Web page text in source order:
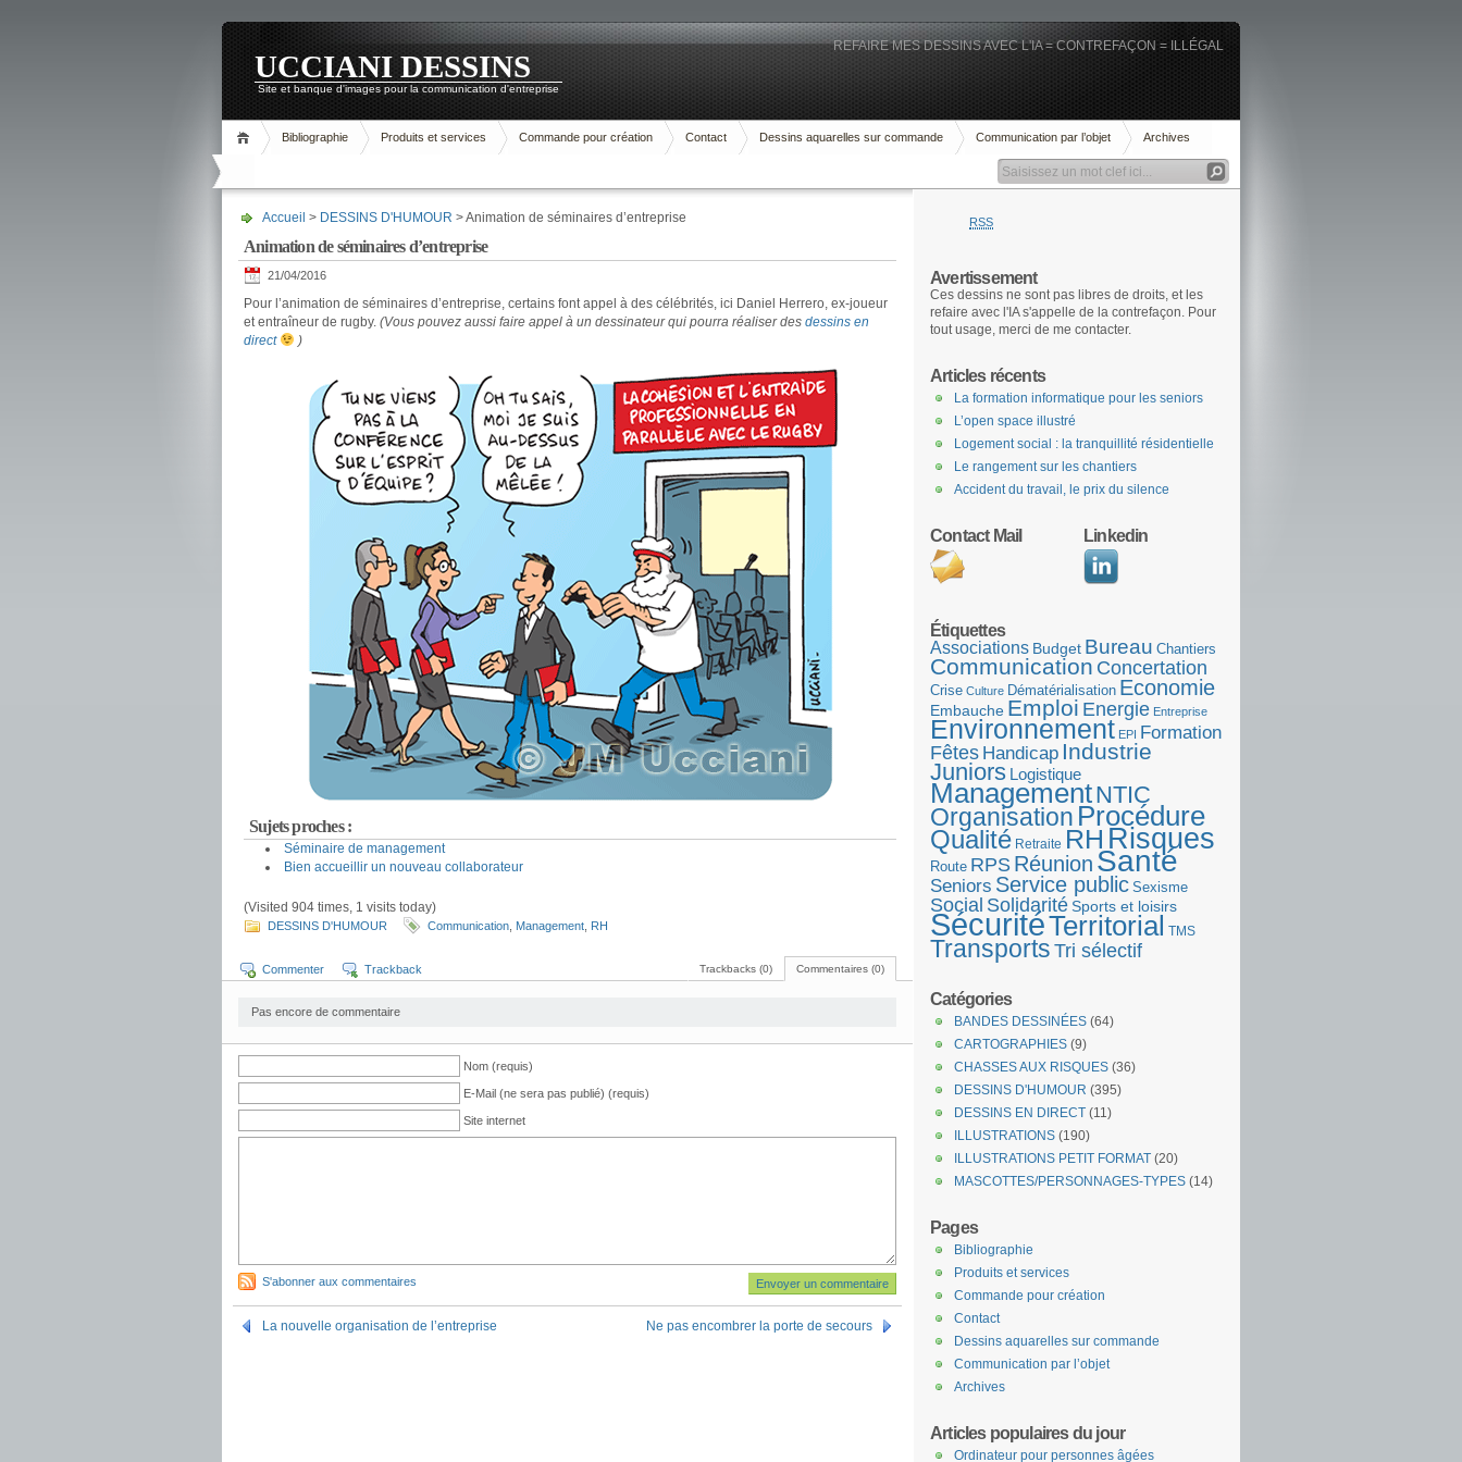
REFAIRE MES DESSINS AVEC L'IA = CONTREFAÇON = ILLÉGAL
UCCIANI DESSINS
Site et banque d'images pour la communication d'entreprise
Bibliographie Produits et services Commande pour création Contact Dessins aquarelles sur commande Communication par l’objet Archives
Accueil > DESSINS D'HUMOUR > Animation de séminaires d’entreprise
Animation de séminaires d’entreprise
21/04/2016
Pour l’animation de séminaires d’entreprise, certains font appel à des célébrités, ici Daniel Herrero, ex-joueur
et entraîneur de rugby. (Vous pouvez aussi faire appel à un dessinateur qui pourra réaliser des dessins en
direct
)
Sujets proches :
Séminaire de management
Bien accueillir un nouveau collaborateur
(Visited 904 times, 1 visits today)
DESSINS D'HUMOUR Communication Management RH
Commentaires (0)
Trackbacks (0)
Commenter Trackback
Pas encore de commentaire
Nom (requis)
E-Mail (ne sera pas publié) (requis)
Site internet
S'abonner aux commentaires
La nouvelle organisation de l’entreprise Ne pas encombrer la porte de secours
RSS
Avertissement
Ces dessins ne sont pas libres de droits, et les
refaire avec l'IA s'appelle de la contrefaçon. Pour
tout usage, merci de me contacter.
Articles récents
La formation informatique pour les seniors
L’open space illustré
Logement social : la tranquillité résidentielle
Le rangement sur les chantiers
Accident du travail, le prix du silence
Linkedin
Contact Mail
Étiquettes
Associations Budget Bureau Chantiers
Communication Concertation
Crise Culture Dématérialisation Economie
Embauche Emploi Energie Entreprise
Environnement EPI Formation
Fêtes Handicap Industrie
Juniors Logistique
ManagementNTIC
Organisation Procédure
Qualité Retraite RH Risques
Route RPS Réunion Santé
Seniors Service public Sexisme
Social SolidaritéSports et loisirs
SécuritéTerritorial TMS
TransportsTri sélectif
Catégories
BANDES DESSINÉES (64)
CARTOGRAPHIES (9)
CHASSES AUX RISQUES (36)
DESSINS D'HUMOUR (395)
DESSINS EN DIRECT (11)
ILLUSTRATIONS (190)
ILLUSTRATIONS PETIT FORMAT (20)
MASCOTTES/PERSONNAGES-TYPES (14)
Pages
Bibliographie
Produits et services
Commande pour création
Contact
Dessins aquarelles sur commande
Communication par l’objet
Archives
Articles populaires du jour
Ordinateur pour personnes âgées